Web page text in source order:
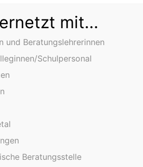
mit...
und Beratungslehrerinnen
Schulpersonal
Beratungsstelle